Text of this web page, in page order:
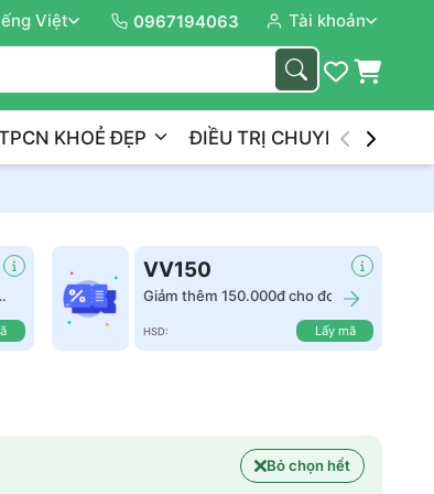
Việt 0967194063
Tài khoản
KHOẺ ĐẸP ĐIỀU TRỊ CHUYÊN NGHIỆP
VV150
Giảm thêm 150.000đ cho đơn
HSD: Lấy mã
Bỏ chọn hết